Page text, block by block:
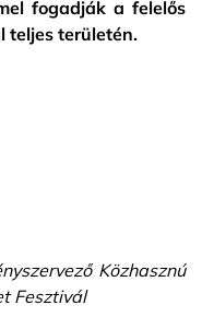
fogadják a felelős
teljes területén.
Közhasznú
Fesztivál